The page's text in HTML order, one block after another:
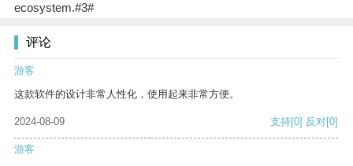
ecosystem.#3#
评论
游客
这款软件的设计非常人性化，使用起来非常方便。
2024-08-09 支持[0] 反对[0]
游客